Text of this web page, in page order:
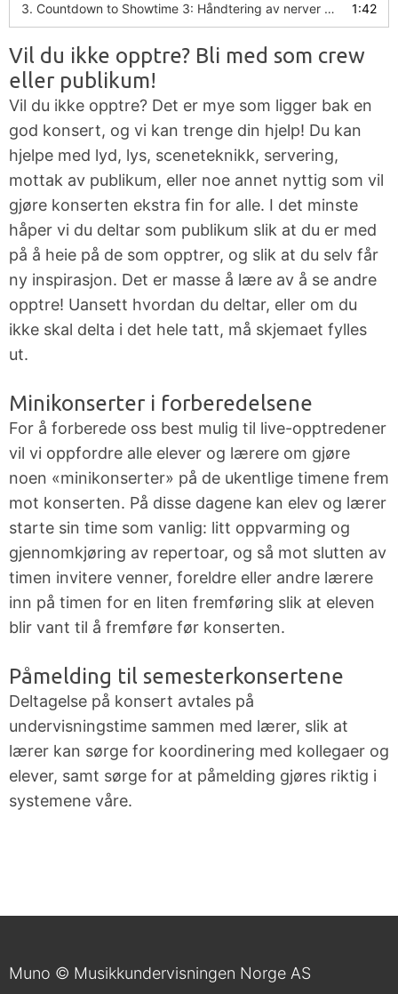
3. Countdown to Showtime 3: Håndtering av nerver og jam-nights 1:42
Vil du ikke opptre? Bli med som crew
eller publikum!
Vil du ikke opptre? Det er mye som ligger bak en
god konsert, og vi kan trenge din hjelp! Du kan
hjelpe med lyd, lys, sceneteknikk, servering,
mottak av publikum, eller noe annet nyttig som vil
gjøre konserten ekstra fin for alle. I det minste
håper vi du deltar som publikum slik at du er med
på å heie på de som opptrer, og slik at du selv får
ny inspirasjon. Det er masse å lære av å se andre
opptre! Uansett hvordan du deltar, eller om du
ikke skal delta i det hele tatt, må skjemaet fylles
ut.
Minikonserter i forberedelsene
For å forberede oss best mulig til live-opptredener
vil vi oppfordre alle elever og lærere om gjøre
noen «minikonserter» på de ukentlige timene frem
mot konserten. På disse dagene kan elev og lærer
starte sin time som vanlig: litt oppvarming og
gjennomkjøring av repertoar, og så mot slutten av
timen invitere venner, foreldre eller andre lærere
inn på timen for en liten fremføring slik at eleven
blir vant til å fremføre før konserten.
Påmelding til semesterkonsertene
Deltagelse på konsert avtales på
undervisningstime sammen med lærer, slik at
lærer kan sørge for koordinering med kollegaer og
elever, samt sørge for at påmelding gjøres riktig i
systemene våre.
Muno © Musikkundervisningen Norge AS